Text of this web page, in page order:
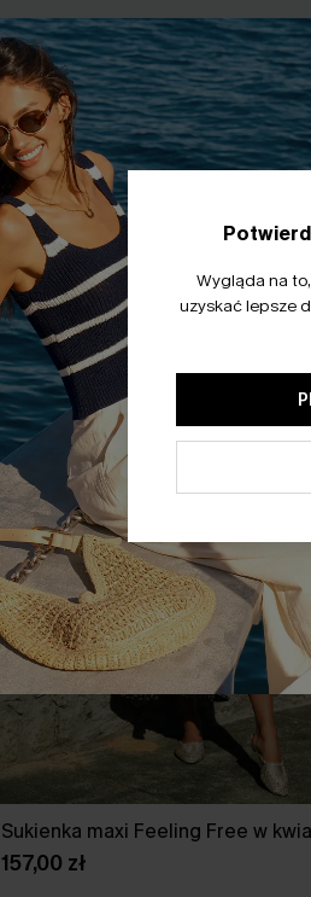
To osobiste szorty w paski
123,00 zł
Wysoka Talia
NOWY
Sukienka maxi Feeling Free w
157,00 zł
Wygląda na
uzyskać lepsze